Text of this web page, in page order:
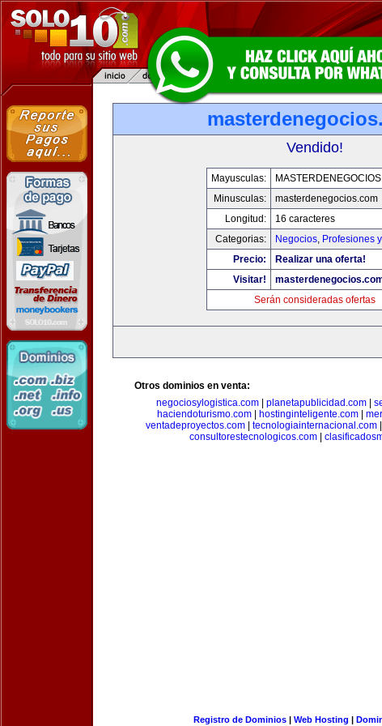
Vendido!
Mayusculas:
Minusculas:
masterdenegocios.com
Longitud:
16 caracteres
Categorias:
Negocios, Profesiones
Precio:
Realizar una oferta!
Visitar!
Serán consideradas ofertas
Otros dominios en venta:
negociosylogistica.com| planetapublicidad.com|
haciendoturismo.com
hostinginteligente.com
ventadeproyectos.com| tecnologiainternacional.com|
consultorestecnologicos.com
Registro de Dominios| Web Hosting |